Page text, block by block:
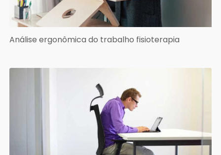
Análise ergonômica do trabalho fisioterapia